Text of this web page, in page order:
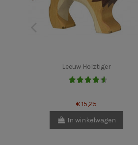
Leeuw Holztiger
€ 15,25
In winkelwagen